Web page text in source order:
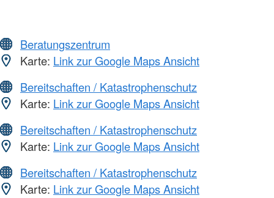
Beratungszentrum
Karte: Link zur Google Maps Ansicht
Bereitschaften / Katastrophenschutz
Karte: Link zur Google Maps Ansicht
Bereitschaften / Katastrophenschutz
Karte: Link zur Google Maps Ansicht
Bereitschaften / Katastrophenschutz
Karte: Link zur Google Maps Ansicht